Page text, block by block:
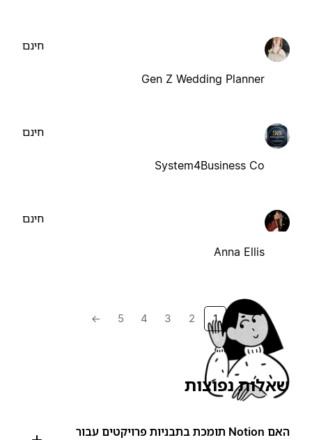
Gen Z Wedding Planner
חינם
System4Business Co
חינם
Anna Ellis
חינם
1
2
3
4
5
→
שאלות נפוצות
האם Notion תומכת בתבניות פרויקטים עבור